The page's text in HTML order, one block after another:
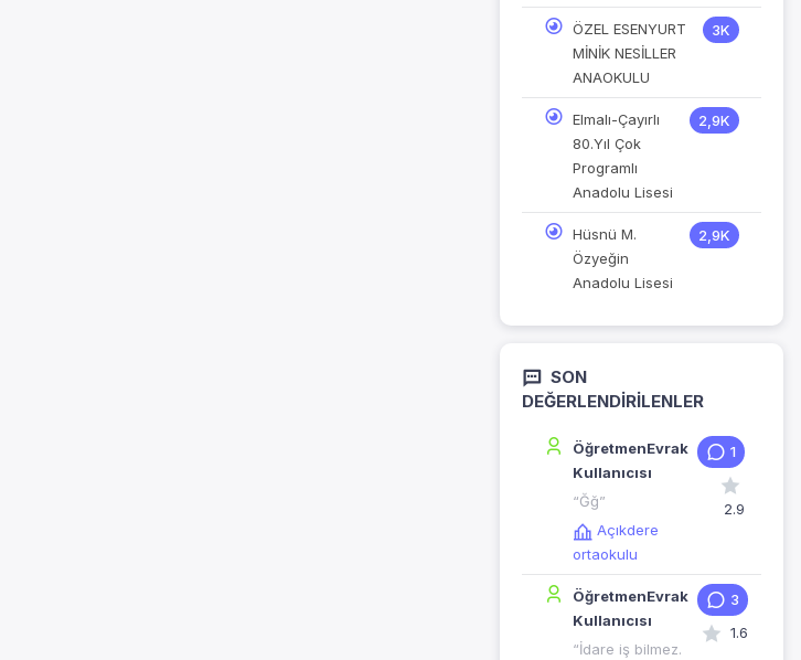
ÖZEL ESENYURT
MİNİK NESİLLER
ANAOKULU
3K
Elmalı-Çayırlı
80.Yıl Çok
Programlı
Anadolu Lisesi
2,9K
Hüsnü M.
Özyeğin
Anadolu Lisesi
2,9K
SON
DEĞERLENDIRILENLER
ÖğretmenEvrak
Kullanıcısı
“Ğğ”
Açıkdere
ortaokulu
1
2.9
ÖğretmenEvrak
Kullanıcısı
“İdare iş bilmez.
3
1.6